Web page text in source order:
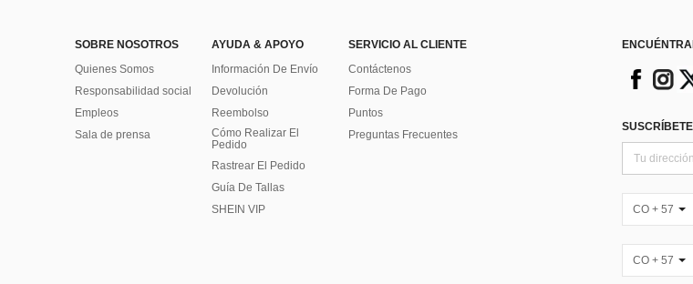
SOBRE NOSOTROS
Quienes Somos
Responsabilidad social
Empleos
Sala de prensa
AYUDA & APOYO
Información De Envío
Devolución
Reembolso
Cómo Realizar El
Pedido
Rastrear El Pedido
Guía De Tallas
SHEIN VIP
SERVICIO AL CLIENTE
Contáctenos
Forma De Pago
Puntos
Preguntas Frecuentes
CO + 57
CO + 57